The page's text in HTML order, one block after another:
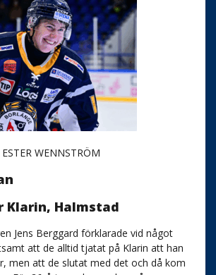
WENNSTRÖM
Klarin, Halmstad
Jens Berggard förklarade vid något
att de alltid tjatat på Klarin att han
men att de slutat med det och då kom